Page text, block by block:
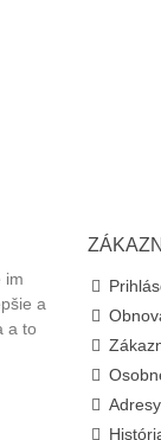
im
a
a to
Adresy